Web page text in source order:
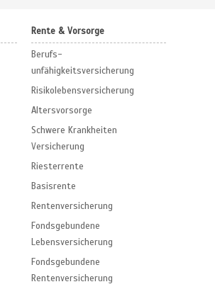
Rente & Vorsorge
Berufs­
unfähigkeitsversicherung
Risikolebensversicherung
Altersvorsorge
Schwere Krankheiten
Versicherung
Riesterrente
Basisrente
Rentenversicherung
Fondsgebundene
Lebensversicherung
Fondsgebundene
Rentenversicherung